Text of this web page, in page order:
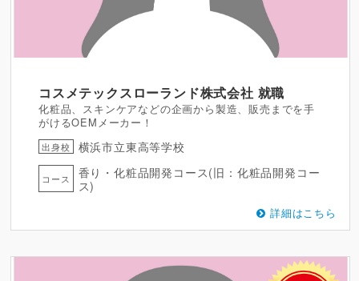
コスメテックスローランド株式会社 就職
化粧品、スキンケアなどの企画から製造、販売までを手
がけるOEMメーカー！
出身校 横浜市立東高等学校
コース
香り・化粧品開発コース(旧：化粧品開発コー
ス)
詳細はこちら